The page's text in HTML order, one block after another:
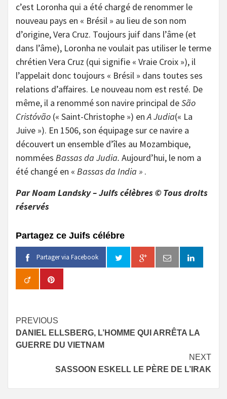
c’est Loronha qui a été chargé de renommer le
nouveau pays en « Brésil » au lieu de son nom
d’origine, Vera Cruz. Toujours juif dans l’âme (et
dans l’âme), Loronha ne voulait pas utiliser le terme
chrétien Vera Cruz (qui signifie « Vraie Croix »), il
l’appelait donc toujours « Brésil » dans toutes ses
relations d’affaires. Le nouveau nom est resté. De
même, il a renommé son navire principal deSão
Cristóvão (« Saint-Christophe ») enA Judia(« La
Juive »). En 1506, son équipage sur ce navire a
découvert un ensemble d’îles au Mozambique,
nommées Bassas da Judia. Aujourd’hui, le nom a
été changé en « Bassas da India » .
Par Noam Landsky – Juifs célèbres © Tous droits
réservés
Partagez ce Juifs célébre
Partager via Facebook
Continue
Reading
PREVIOUS
DANIEL ELLSBERG, L’HOMME QUI ARRÊTA LA
GUERRE DU VIETNAM
NEXT
SASSOON ESKELL LE PÈRE DE L’IRAK